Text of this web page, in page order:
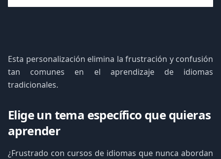
Esta personalización elimina la frustración y confusión
tan comunes en el aprendizaje de idiomas
tradicionales.
Elige un tema específico que quieras
aprender
¿Frustrado con cursos de idiomas que nunca abordan